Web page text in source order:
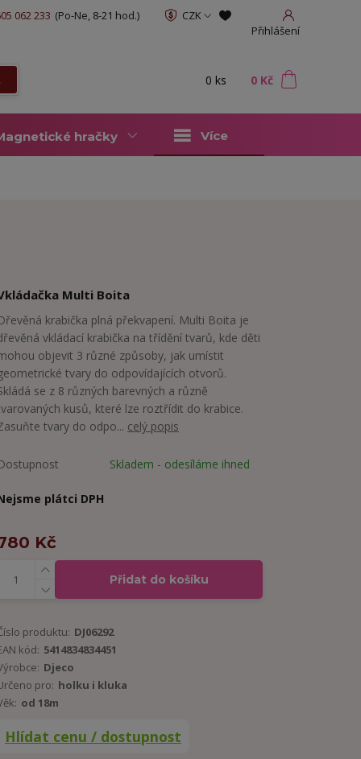
CZK
Přihlášení
062 233 (Po-Ne, 8-21 hod.)
0 ks 0 Kč
hračky Více
Multi Boita
krabička plná překvapení. Multi Boita je
vkládací krabička na třídění tvarů, kde děti
objevit 3 různé způsoby, jak umístit
tvary do odpovídajících otvorů.
se z 8 různých barevných a různě
kusů, které lze roztřídit do krabice.
tvary do odpo... celý popis
Skladem - odesíláme ihned
plátci DPH
Kč
Přidat do košíku
produktu: DJ06292
kód: 5414834834451
Djeco
pro: holku i kluka
od 18m
Hlídat cenu / dostupnost